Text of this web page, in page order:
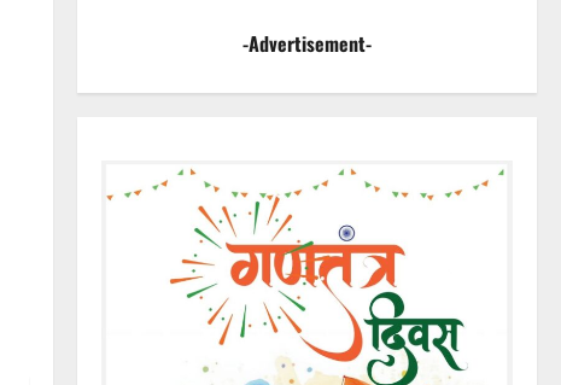
-Advertisement-